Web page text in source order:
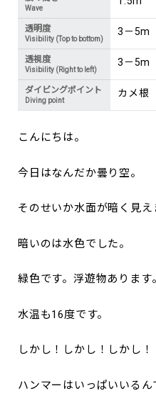
Wave
透明度
Visibility (Top to bottom)
3－5m
透視度
Visibility (Right to left)
3－5m
ダイビングポイント
Diving point
カメ根
こんにちは。
今日はなんだか曇り空。
そのせいか水面が暗く見え
暗いのは水色でした。
緑色です。浮遊物あります。
水温も16度です。
しかし！しかし！しかし！
ハンマーはいっぱいいるん